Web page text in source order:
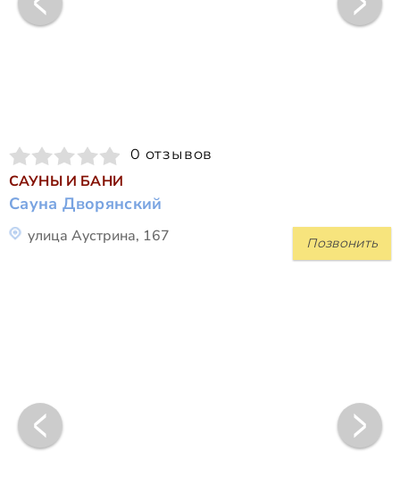
0 отзывов
САУНЫ И БАНИ
Сауна Дворянский
Позвонить
улица Аустрина, 167